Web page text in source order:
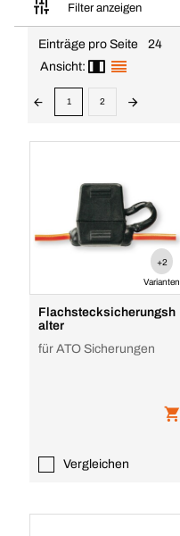
Filter anzeigen
Einträge pro Seite
24
Ansicht:
1 2
+2
Varianten
Flachstecksicherungsh
alter
für ATO Sicherungen
Vergleichen